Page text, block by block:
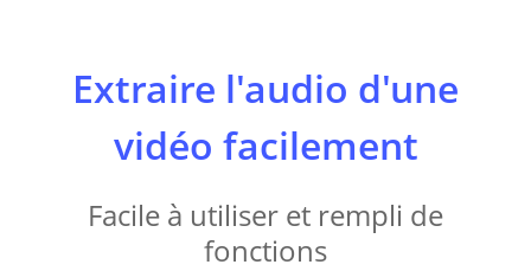
Extraire l'audio d'une
vidéo facilement
Facile à utiliser et rempli de
fonctions